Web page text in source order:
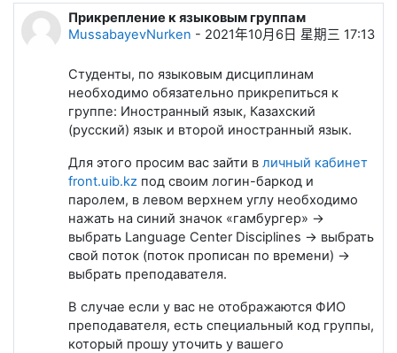
Прикрепление к языковым группам
MussabayevNurken - 2021年10月6日 星期三 17:13
回帖数：0
Студенты, по языковым дисциплинам
необходимо обязательно прикрепиться к
группе: Иностранный язык, Казахский
(русский) язык и второй иностранный язык.
Для этого просим вас зайти в личный кабинет
front.uib.kz под своим логин-баркод и
паролем, в левом верхнем углу необходимо
нажать на синий значок «гамбургер» ->
выбрать Language Center Disciplines -> выбрать
свой поток (поток прописан по времени) ->
выбрать преподавателя.
В случае если у вас не отображаются ФИО
преподавателя, есть специальный код группы,
который прошу уточить у вашего